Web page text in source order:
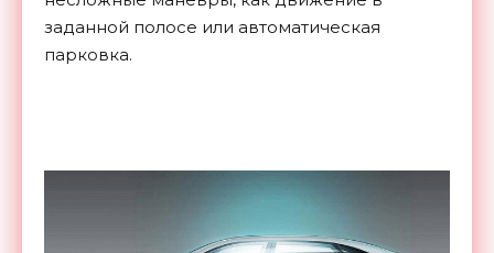
заданной полосе или автоматическая
парковка.